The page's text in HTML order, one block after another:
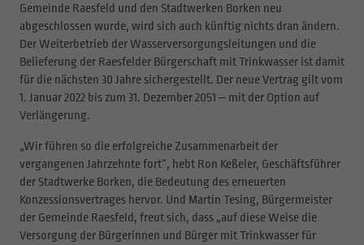
Gemeinde Raesfeld und den Stadtwerken Borken neu
abgeschlossen wurde, wird sich auch künftig nichts dran ändern.
Der Weiterbetrieb der Wasserversorgungsleitungen und die
Belieferung der Raesfelder Bürgerschaft mit Trinkwasser ist damit
für die nächsten 30 Jahre sichergestellt. Der neue Vertrag gilt vom
1. Januar 2022 bis zum 31. Dezember 2051 ‒ mit der Option auf
Verlängerung.
„Wir führen so die erfolgreiche Zusammenarbeit der
vergangenen Jahrzehnte fort“, hebt Ron Keßeler, Geschäftsführer
der Stadtwerke Borken, die Bedeutung des erneuerten
Konzessionsvertrages hervor. Und Martin Tesing, Bürgermeister
der Gemeinde Raesfeld, freut sich, dass „auf diese Weise die
Versorgung der Bürgerinnen und Bürger mit Trinkwasser für